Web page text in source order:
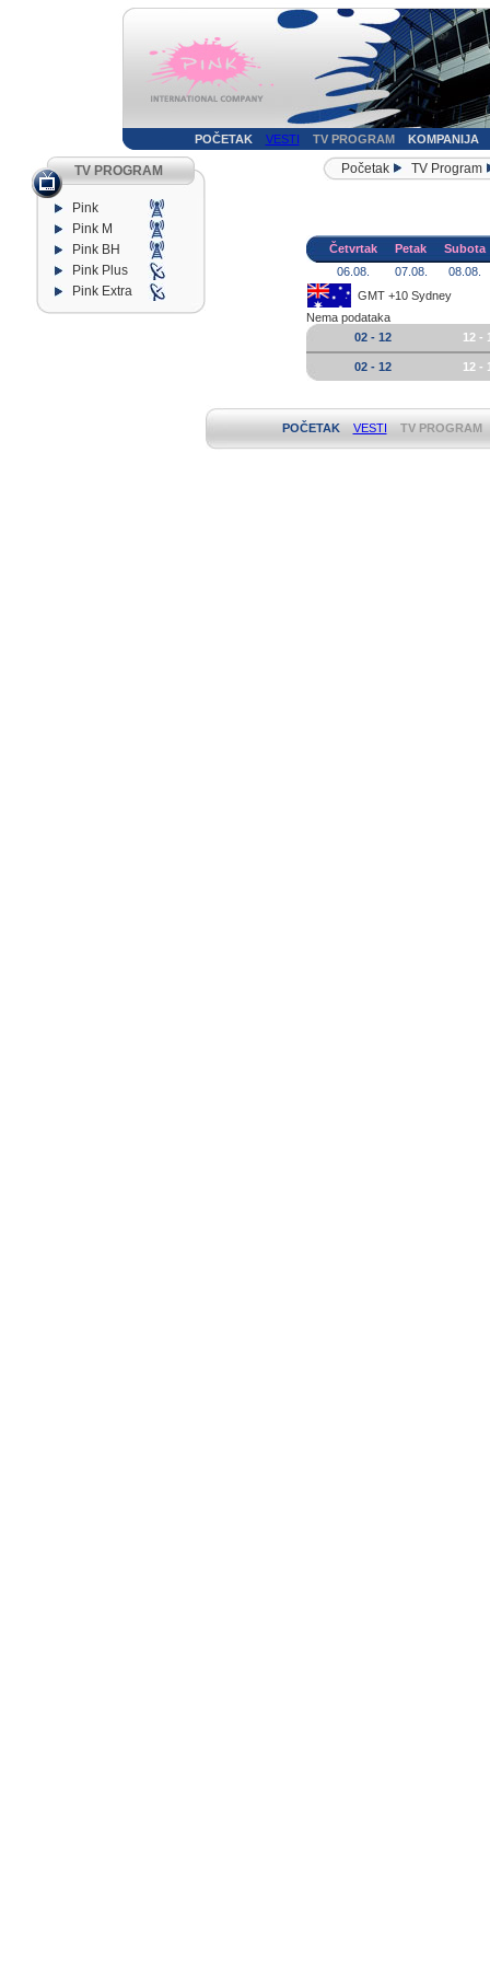
POČETAK VESTI TV PROGRAM KOMPANIJA
TV PROGRAM
Pink
Pink M
Pink BH
Pink Plus
Pink Extra
Početak TV Program
Četvrtak Petak
Subota
06.08.
07.08.
08.08.
GMT +10 Sydney
Nema podataka
02 - 12
12 -
02 - 12 12 -
POČETAK VESTI TV PROGRAM